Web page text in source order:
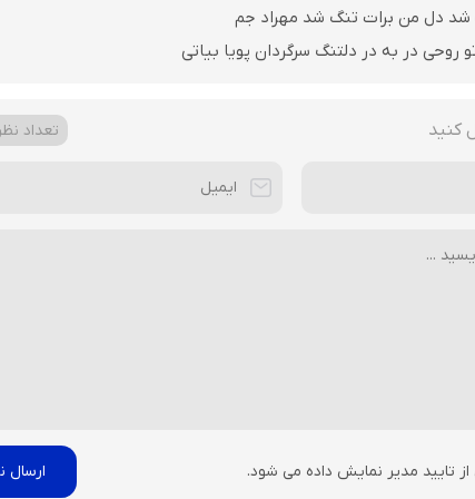
شد دل من برات تنگ شد مهراد جم
روحی در به در دلتنگ سرگردان پویا بیاتی
کنید تعداد
تایید مدیر نمایش داده می شود.